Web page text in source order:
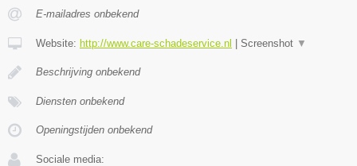
E-mailadres onbekend
Website: http://www.care-schadeservice.nl Screenshot ▼
Beschrijving onbekend
Diensten onbekend
Openingstijden onbekend
Sociale media: